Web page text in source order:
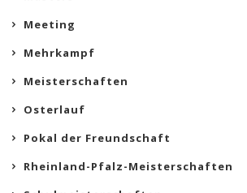
Meeting
Mehrkampf
Meisterschaften
Osterlauf
Pokal der Freundschaft
Rheinland-Pfalz-Meisterschaften